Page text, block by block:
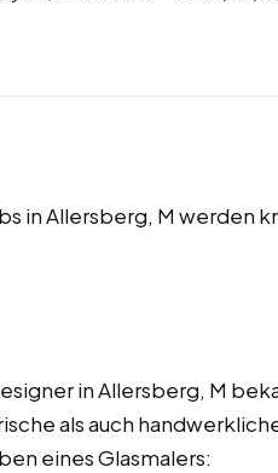
in Allersberg, M werden
in Allersberg, M
als auch
eines Glasmalers: